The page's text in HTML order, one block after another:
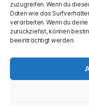
zuzugreifen. Wenn du
Daten wie das
verarbeiten. Wenn du
zurückziehst, können
beeinträchtigt werden.
Rechtliches
Impressum &